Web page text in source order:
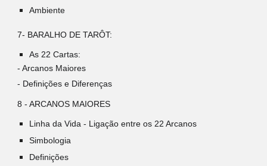
Ambiente
7- BARALHO DE TARÔT:
As 22 Cartas:
- Arcanos Maiores
- Definições e Diferenças
8 - ARCANOS MAIORES
Linha da Vida - Ligação entre os 22 Arcanos
Simbologia
Definições